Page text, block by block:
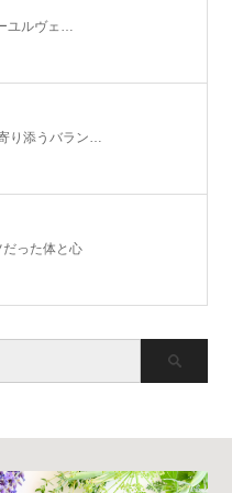
ユルヴェ…
り添うバラン…
だった体と心